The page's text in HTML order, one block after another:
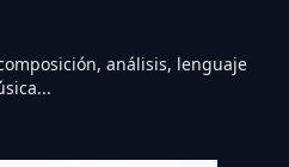
análisis, lenguaje